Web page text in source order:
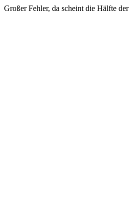
Großer Fehler, da scheint die Hälfte